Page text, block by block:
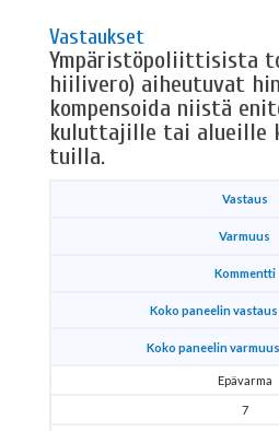
Vastaukset
Ympäristöpoliittisista
hiilivero) aiheutuvat
kompensoida niistä
kuluttajille tai alueille
tuilla.
Vastaus
Varmuus
Kommentti
Koko paneelin
Koko paneelin
Epävarma
7